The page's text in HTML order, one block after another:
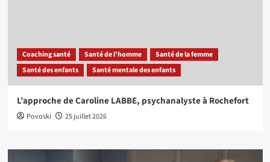
Coaching santé Santé de l'homme
Santé de la femme
Santé des enfants
Santé mentale des enfants
L’approche de Caroline LABBE, psychanalyste à Rochefort
Povoski 25 juillet 2026